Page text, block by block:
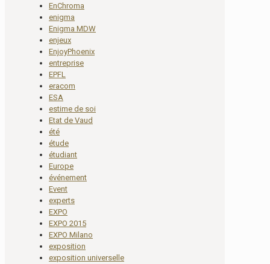
EnChroma
enigma
Enigma MDW
enjeux
EnjoyPhoenix
entreprise
EPFL
eracom
ESA
estime de soi
Etat de Vaud
été
étude
étudiant
Europe
événement
Event
experts
EXPO
EXPO 2015
EXPO Milano
exposition
exposition universelle